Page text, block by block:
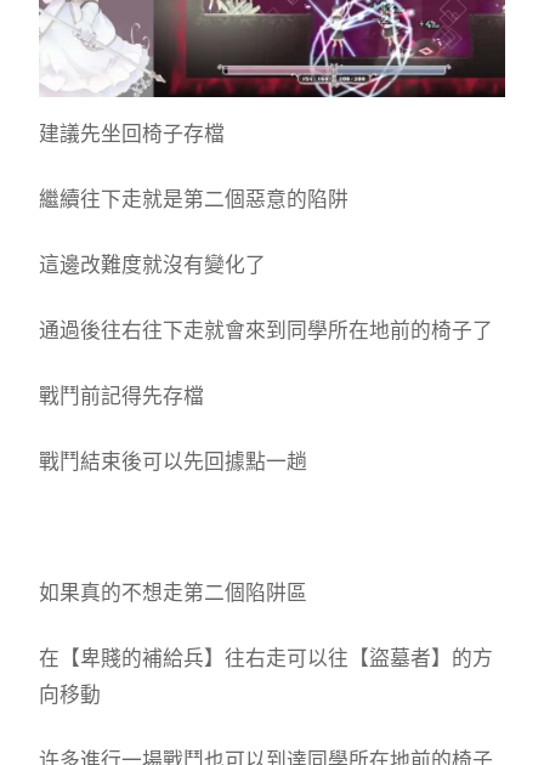
建議先坐回椅子存檔
繼續往下走就是第二個惡意的陷阱
這邊改難度就沒有變化了
通過後往右往下走就會來到同學所在地前的椅子了
戰鬥前記得先存檔
戰鬥結束後可以先回據點一趟
如果真的不想走第二個陷阱區
在【卑賤的補給兵】往右走可以往【盜墓者】的方
向移動